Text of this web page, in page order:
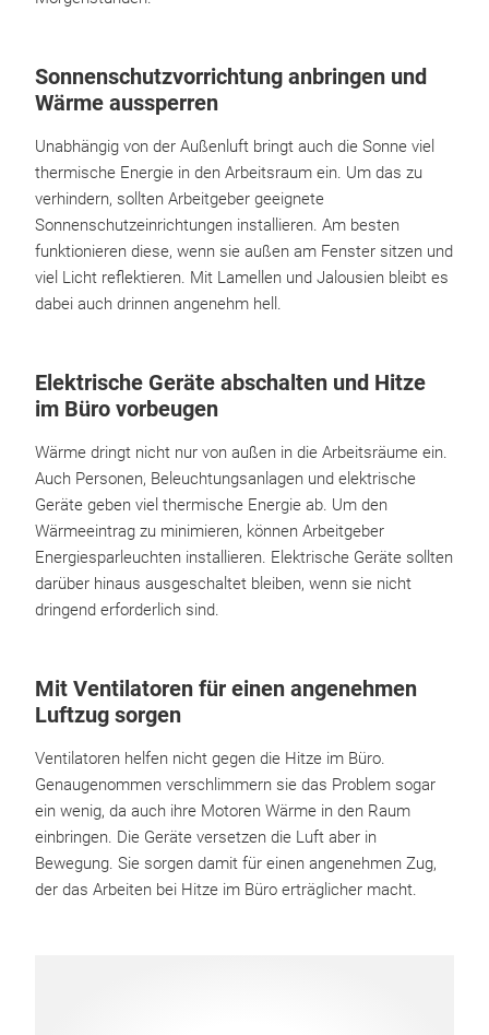
Sonnenschutzvorrichtung anbringen und
Wärme aussperren
Unabhängig von der Außenluft bringt auch die Sonne viel
thermische Energie in den Arbeitsraum ein. Um das zu
verhindern, sollten Arbeitgeber geeignete
Sonnenschutzeinrichtungen installieren. Am besten
funktionieren diese, wenn sie außen am Fenster sitzen und
viel Licht reflektieren. Mit Lamellen und Jalousien bleibt es
dabei auch drinnen angenehm hell.
Elektrische Geräte abschalten und Hitze
im Büro vorbeugen
Wärme dringt nicht nur von außen in die Arbeitsräume ein.
Auch Personen, Beleuchtungsanlagen und elektrische
Geräte geben viel thermische Energie ab. Um den
Wärmeeintrag zu minimieren, können Arbeitgeber
Energiesparleuchten installieren. Elektrische Geräte sollten
darüber hinaus ausgeschaltet bleiben, wenn sie nicht
dringend erforderlich sind.
Mit Ventilatoren für einen angenehmen
Luftzug sorgen
Ventilatoren helfen nicht gegen die Hitze im Büro.
Genaugenommen verschlimmern sie das Problem sogar
ein wenig, da auch ihre Motoren Wärme in den Raum
einbringen. Die Geräte versetzen die Luft aber in
Bewegung. Sie sorgen damit für einen angenehmen Zug,
der das Arbeiten bei Hitze im Büro erträglicher macht.